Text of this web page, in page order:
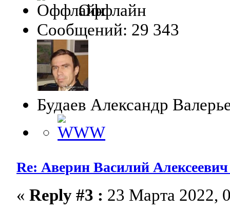
Оффлайн
Сообщений: 29 343
Будаев Александр
Re: Аверин Василий Алексеевич
«Reply #3 : 23 Марта 2022,